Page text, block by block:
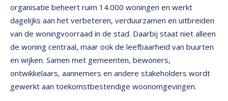
organisatie beheert ruim 14.000 woningen en werkt
dagelijks aan het verbeteren, verduurzamen en uitbreiden
van de woningvoorraad in de stad. Daarbij staat niet alleen
de woning centraal, maar ook de leefbaarheid van buurten
en wijken. Samen met gemeenten, bewoners,
ontwikkelaars, aannemers en andere stakeholders wordt
gewerkt aan toekomstbestendige woonomgevingen.